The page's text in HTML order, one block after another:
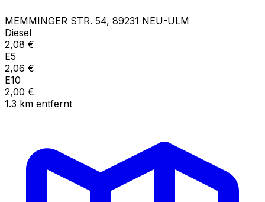
MEMMINGER STR. 54, 89231 NEU-ULM
Diesel
2,08 €
E5
2,06 €
E10
2,00 €
1.3 km entfernt